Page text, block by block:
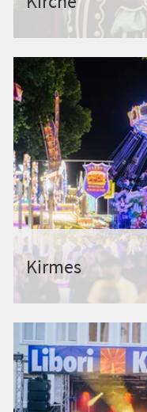
Kirmes